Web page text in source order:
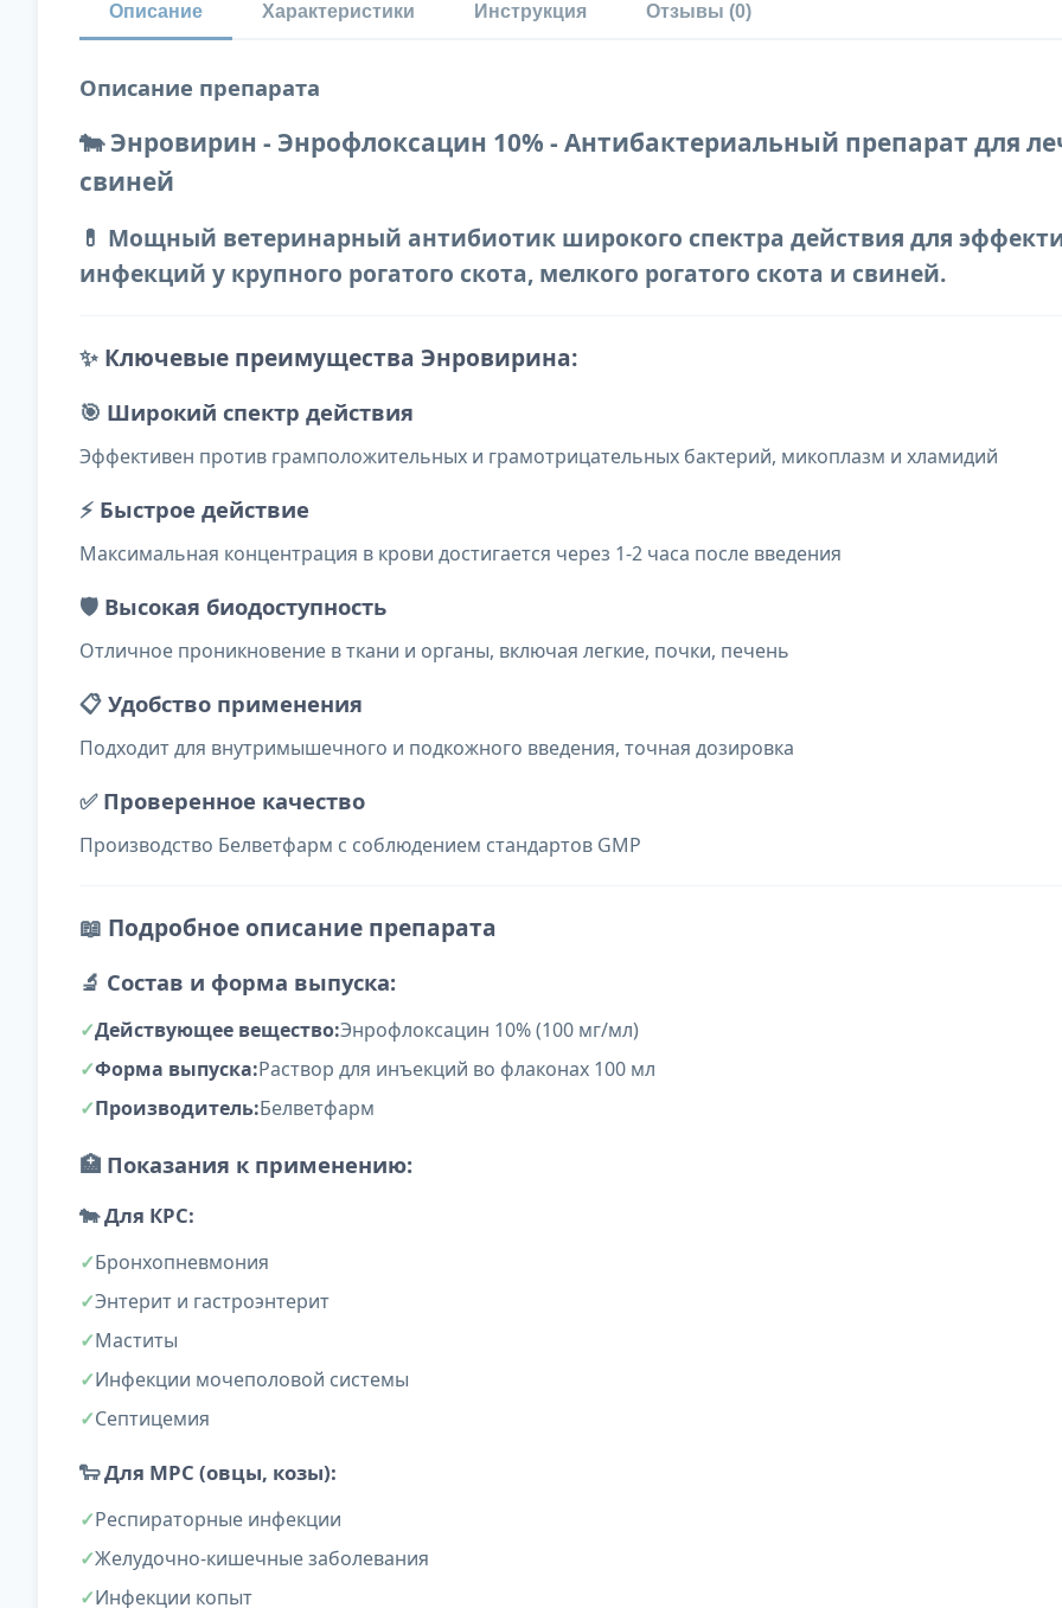
Описание Характеристики Инструкция Отзывы (0)
Описание препарата
🐄 Энровирин - Энрофлоксацин 10% - Антибактериальный препарат для
свиней
💊 Мощный ветеринарный антибиотик широкого спектра действия для
инфекций у крупного рогатого скота, мелкого рогатого скота и свиней.
✨ Ключевые преимущества Энровирина:
🎯 Широкий спектр действия
Эффективен против грамположительных и грамотрицательных бактерий, микоплазм и хламидий
⚡ Быстрое действие
Максимальная концентрация в крови достигается через 1-2 часа после введения
🛡️ Высокая биодоступность
Отличное проникновение в ткани и органы, включая легкие, почки, печень
📋 Удобство применения
Подходит для внутримышечного и подкожного введения, точная дозировка
✅ Проверенное качество
Производство Белветфарм с соблюдением стандартов GMP
📖 Подробное описание препарата
🔬 Состав и форма выпуска:
Действующее вещество:Энрофлоксацин 10% (100 мг/мл)
Форма выпуска:Раствор для инъекций во флаконах 100 мл
Производитель:Белветфарм
🏥 Показания к применению:
🐄Для КРС:
Бронхопневмония
Энтерит и гастроэнтерит
Маститы
Инфекции мочеполовой системы
Септицемия
🐑Для МРС (овцы, козы):
Респираторные инфекции
Желудочно-кишечные заболевания
Инфекции копыт